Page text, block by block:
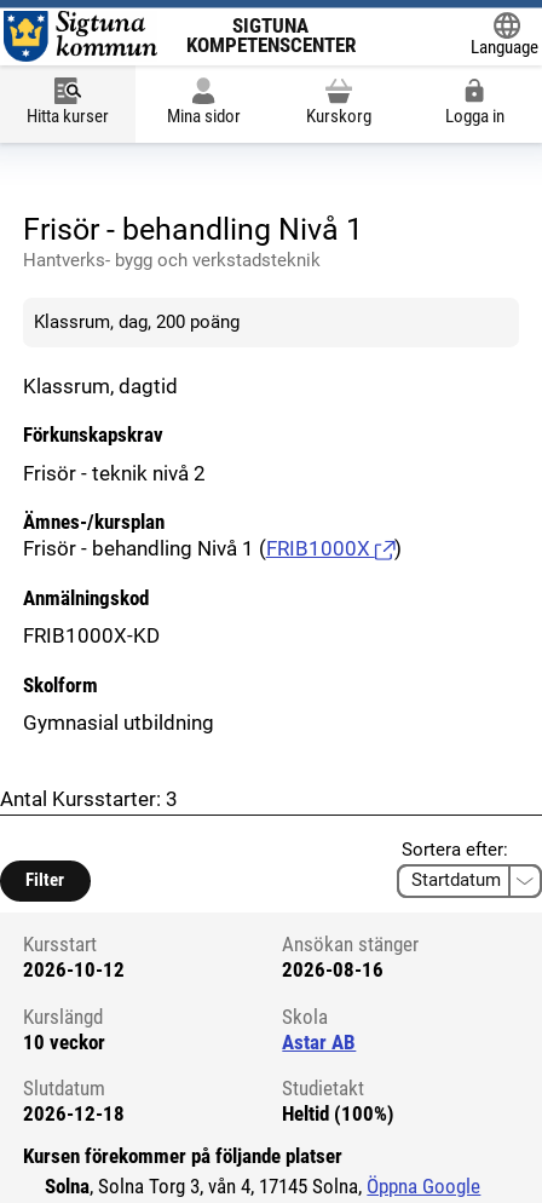
SIGTUNA
KOMPETENSCENTER
Language
Hitta kurser Mina sidor Kurskorg Logga in
Frisör - behandling Nivå 1
Hantverks- bygg och verkstadsteknik
Klassrum, dag, 200 poäng
Klassrum, dagtid
Förkunskapskrav
Frisör - teknik nivå 2
Ämnes-/kursplan
Frisör - behandling Nivå 1 ( FRIB1000X )
Anmälningskod
FRIB1000X-KD
Skolform
Gymnasial utbildning
Antal Kursstarter: 3
Filter
Sortera efter:
Kursstart 6224530
Kursstart
2026-10-12
Ansökan stänger
2026-08-16
Kurslängd
10 veckor
Skola
Astar AB
Slutdatum
2026-12-18
Studietakt
Heltid (100%)
Kursen förekommer på följande platser
Solna, Solna Torg 3, vån 4, 17145 Solna, Öppna Google